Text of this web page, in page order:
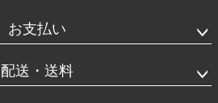
お支払い
配送・送料